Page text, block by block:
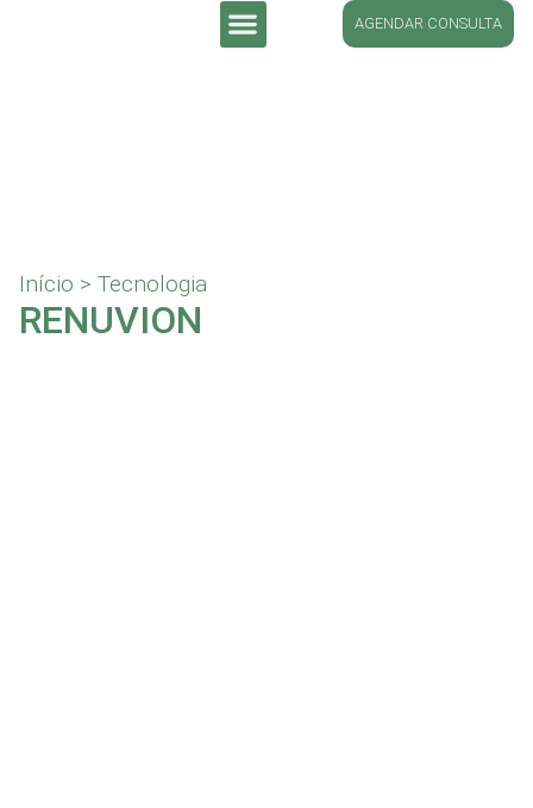
AGENDAR CONSULTA
Início > Tecnologia
RENUVION